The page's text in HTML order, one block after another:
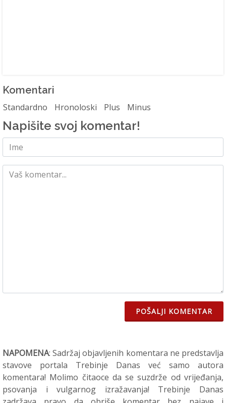
Komentari
Standardno Hronoloski Plus Minus
Napišite svoj komentar!
POŠALJI KOMENTAR
NAPOMENA: Sadržaj objavljenih komentara ne predstavlja
stavove portala Trebinje Danas već samo autora
komentara! Molimo čitaoce da se suzdrže od vrijeđanja,
psovanja i vulgarnog izražavanja! Trebinje Danas